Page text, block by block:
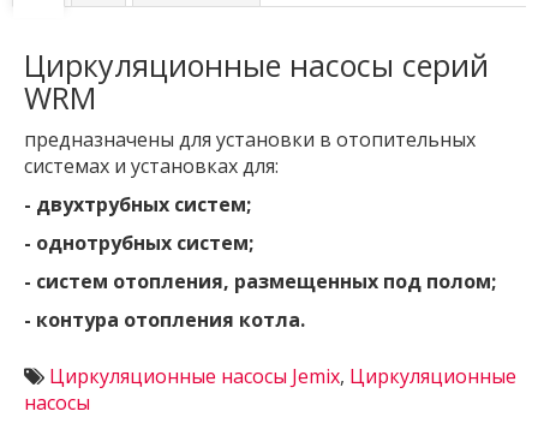
Циркуляционные насосы серий
WRM
предназначены для установки в отопительных
системах и установках для:
- двухтрубных систем;
- однотрубных систем;
- систем отопления, размещенных под полом;
- контура отопления котла.
Циркуляционные насосы Jemix, Циркуляционные
насосы